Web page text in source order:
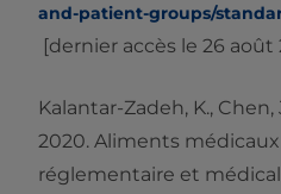
and-patient-groups/
[dernier accès le 26 août
Kalantar-Zadeh, K., Chen,
2020. Aliments
réglementaire et